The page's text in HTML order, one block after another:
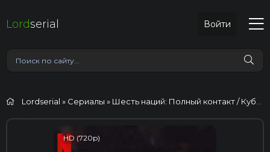
Lordserial Войти
Lordserial » Сериалы » Шесть наций: Полный контакт / Кубок шести наций: Полный контакт
HD (720p)